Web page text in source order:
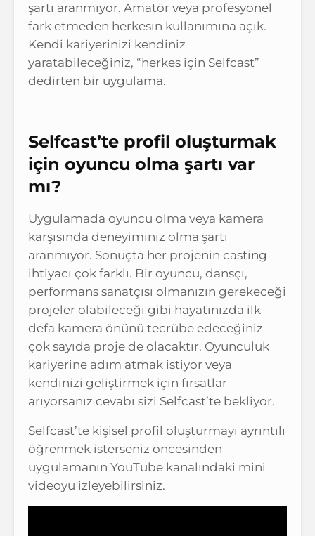
şartı aranmıyor. Amatör veya profesyonel
fark etmeden herkesin kullanımına açık.
Kendi kariyerinizi kendiniz
yaratabileceğiniz, “herkes için Selfcast”
dedirten bir uygulama.
Selfcast’te profil oluşturmak
için oyuncu olma şartı var
mı?
Uygulamada oyuncu olma veya kamera
karşısında deneyiminiz olma şartı
aranmıyor. Sonuçta her projenin casting
ihtiyacı çok farklı. Bir oyuncu, dansçı,
performans sanatçısı olmanızın gerekeceği
projeler olabileceği gibi hayatınızda ilk
defa kamera önünü tecrübe edeceğiniz
çok sayıda proje de olacaktır. Oyunculuk
kariyerine adım atmak istiyor veya
kendinizi geliştirmek için fırsatlar
arıyorsanız cevabı sizi Selfcast’te bekliyor.
Selfcast’te kişisel profil oluşturmayı ayrıntılı
öğrenmek isterseniz öncesinden
uygulamanın YouTube kanalındaki mini
videoyu izleyebilirsiniz.